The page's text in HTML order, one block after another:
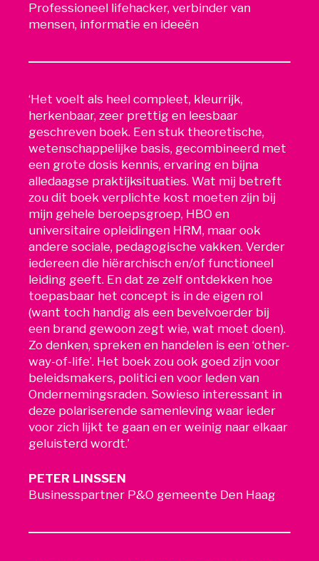
Professioneel lifehacker, verbinder van
mensen, informatie en ideeën
‘Het voelt als heel compleet, kleurrijk,
herkenbaar, zeer prettig en leesbaar
geschreven boek. Een stuk theoretische,
wetenschappelijke basis, gecombineerd met
een grote dosis kennis, ervaring en bijna
alledaagse praktijksituaties. Wat mij betreft
zou dit boek verplichte kost moeten zijn bij
mijn gehele beroepsgroep, HBO en
universitaire opleidingen HRM, maar ook
andere sociale, pedagogische vakken. Verder
iedereen die hiërarchisch en/of functioneel
leiding geeft. En dat ze zelf ontdekken hoe
toepasbaar het concept is in de eigen rol
(want toch handig als een bevelvoerder bij
een brand gewoon zegt wie, wat moet doen).
Zo denken, spreken en handelen is een ‘other-
way-of-life’. Het boek zou ook goed zijn voor
beleidsmakers, politici en voor leden van
Ondernemingsraden. Sowieso interessant in
deze polariserende samenleving waar ieder
voor zich lijkt te gaan en er weinig naar elkaar
geluisterd wordt.’
PETER LINSSEN
Businesspartner P&O gemeente Den Haag